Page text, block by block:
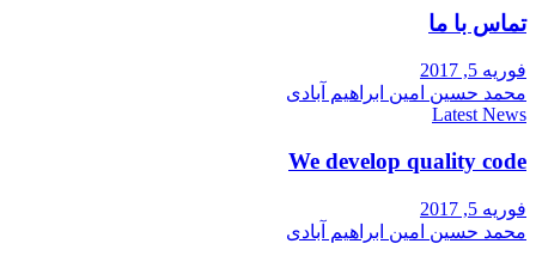
تماس با ما
فوریه 5, 2017
محمد حسین امین ابراهیم آبادی
Latest News
We develop quality code
فوریه 5, 2017
محمد حسین امین ابراهیم آبادی